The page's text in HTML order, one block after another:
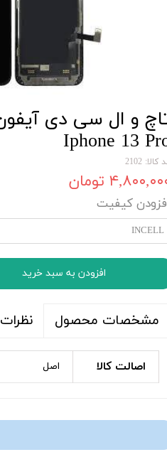
Iphone 13
کالا: 2102
تومان
کیفیت
INCELL
افزودن به سبد خرید
مشخصات محصول نظرات
اصالت کالا اصل